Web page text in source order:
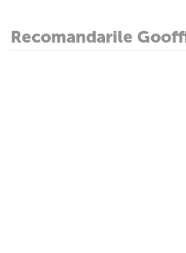
Recomandarile